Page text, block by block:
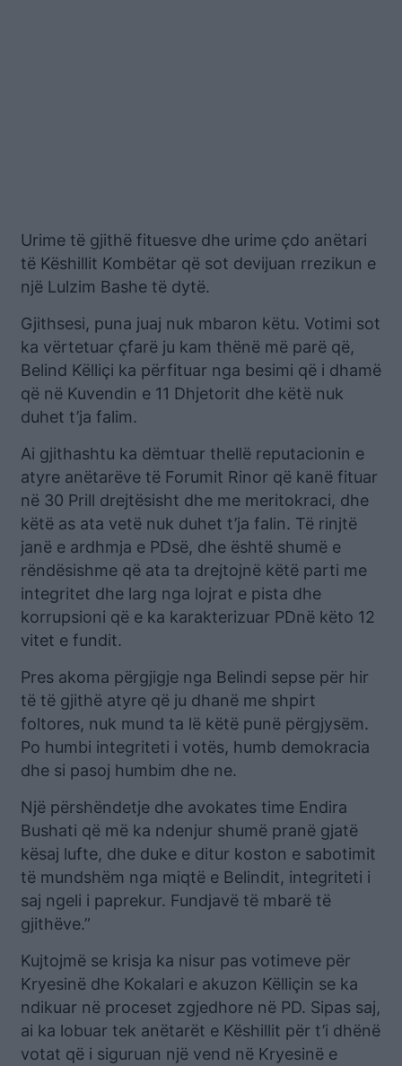
Urime të gjithë fituesve dhe urime çdo anëtari
të Këshillit Kombëtar që sot devijuan rrezikun e
një Lulzim Bashe të dytë.
Gjithsesi, puna juaj nuk mbaron këtu. Votimi sot
ka vërtetuar çfarë ju kam thënë më parë që,
Belind Këlliçi ka përfituar nga besimi që i dhamë
që në Kuvendin e 11 Dhjetorit dhe këtë nuk
duhet t’ja falim.
Ai gjithashtu ka dëmtuar thellë reputacionin e
atyre anëtarëve të Forumit Rinor që kanë fituar
në 30 Prill drejtësisht dhe me meritokraci, dhe
këtë as ata vetë nuk duhet t’ja falin. Të rinjtë
janë e ardhmja e PDsë, dhe është shumë e
rëndësishme që ata ta drejtojnë këtë parti me
integritet dhe larg nga lojrat e pista dhe
korrupsioni që e ka karakterizuar PDnë këto 12
vitet e fundit.
Pres akoma përgjigje nga Belindi sepse për hir
të të gjithë atyre që ju dhanë me shpirt
foltores, nuk mund ta lë këtë punë përgjysëm.
Po humbi integriteti i votës, humb demokracia
dhe si pasoj humbim dhe ne.
Një përshëndetje dhe avokates time Endira
Bushati që më ka ndenjur shumë pranë gjatë
kësaj lufte, dhe duke e ditur koston e sabotimit
të mundshëm nga miqtë e Belindit, integriteti i
saj ngeli i paprekur. Fundjavë të mbarë të
gjithëve.”
Kujtojmë se krisja ka nisur pas votimeve për
Kryesinë dhe Kokalari e akuzon Këlliçin se ka
ndikuar në proceset zgjedhore në PD. Sipas saj,
ai ka lobuar tek anëtarët e Këshillit për t’i dhënë
votat që i siguruan një vend në Kryesinë e